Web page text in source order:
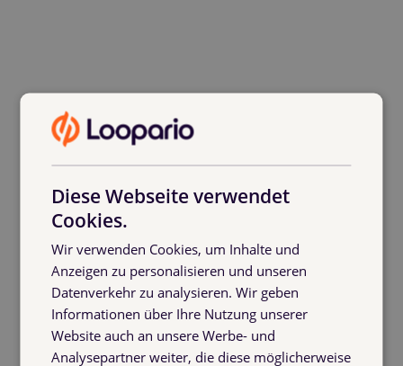
Diese Webseite verwendet
Cookies.
Wir verwenden Cookies, um Inhalte und
Anzeigen zu personalisieren und unseren
Datenverkehr zu analysieren. Wir geben
Informationen über Ihre Nutzung unserer
Website auch an unsere Werbe- und
Analysepartner weiter, die diese möglicherweise